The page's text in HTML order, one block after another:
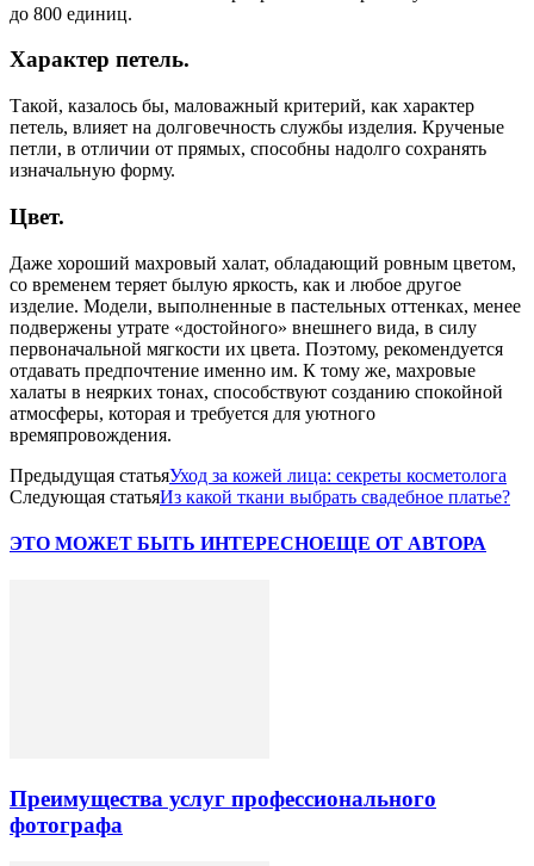
до 800 единиц.
Характер петель.
Такой, казалось бы, маловажный критерий, как характер
петель, влияет на долговечность службы изделия. Крученые
петли, в отличии от прямых, способны надолго сохранять
изначальную форму.
Цвет.
Даже хороший махровый халат, обладающий ровным цветом,
со временем теряет былую яркость, как и любое другое
изделие. Модели, выполненные в пастельных оттенках, менее
подвержены утрате «достойного» внешнего вида, в силу
первоначальной мягкости их цвета. Поэтому, рекомендуется
отдавать предпочтение именно им. К тому же, махровые
халаты в неярких тонах, способствуют созданию спокойной
атмосферы, которая и требуется для уютного
времяпровождения.
Предыдущая статьяУход за кожей лица: секреты косметолога
Следующая статьяИз какой ткани выбрать свадебное платье?
ЭТО МОЖЕТ БЫТЬ ИНТЕРЕСНОЕЩЕ ОТ АВТОРА
Преимущества услуг профессионального
фотографа